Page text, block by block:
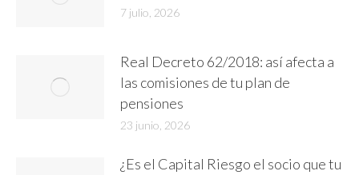
7 julio, 2026
Real Decreto 62/2018: así afecta a
las comisiones de tu plan de
pensiones
23 junio, 2026
¿Es el Capital Riesgo el socio que tu